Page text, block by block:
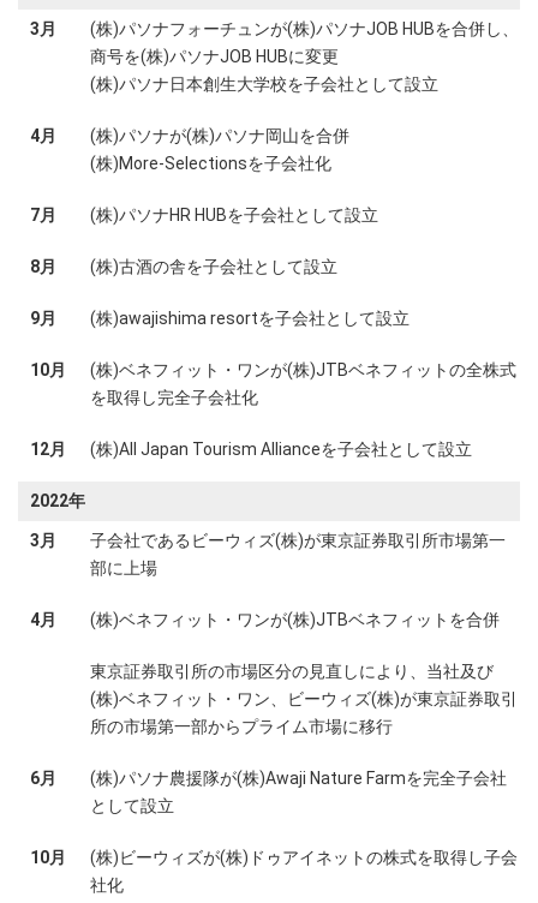
3月
(株)パソナフォーチュンが(株)パソナJOB HUBを合併し、
商号を(株)パソナJOB HUBに変更
(株)パソナ日本創生大学校を子会社として設立
4月
(株)パソナが(株)パソナ岡山を合併
(株)More-Selectionsを子会社化
7月 (株)パソナHR HUBを子会社として設立
8月 (株)古酒の舎を子会社として設立
9月 (株)awajishima resortを子会社として設立
10月
(株)ベネフィット・ワンが(株)JTBベネフィットの全株式
を取得し完全子会社化
12月 (株)All Japan Tourism Allianceを子会社として設立
2022年
3月
子会社であるビーウィズ(株)が東京証券取引所市場第一
部に上場
4月 (株)ベネフィット・ワンが(株)JTBベネフィットを合併
東京証券取引所の市場区分の見直しにより、当社及び
(株)ベネフィット・ワン、ビーウィズ(株)が東京証券取引
所の市場第一部からプライム市場に移行
6月
(株)パソナ農援隊が(株)Awaji Nature Farmを完全子会社
として設立
10月
(株)ビーウィズが(株)ドゥアイネットの株式を取得し子会
社化